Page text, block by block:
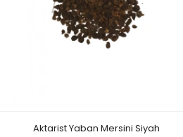
Aktarist Yaban Mersini Siyah